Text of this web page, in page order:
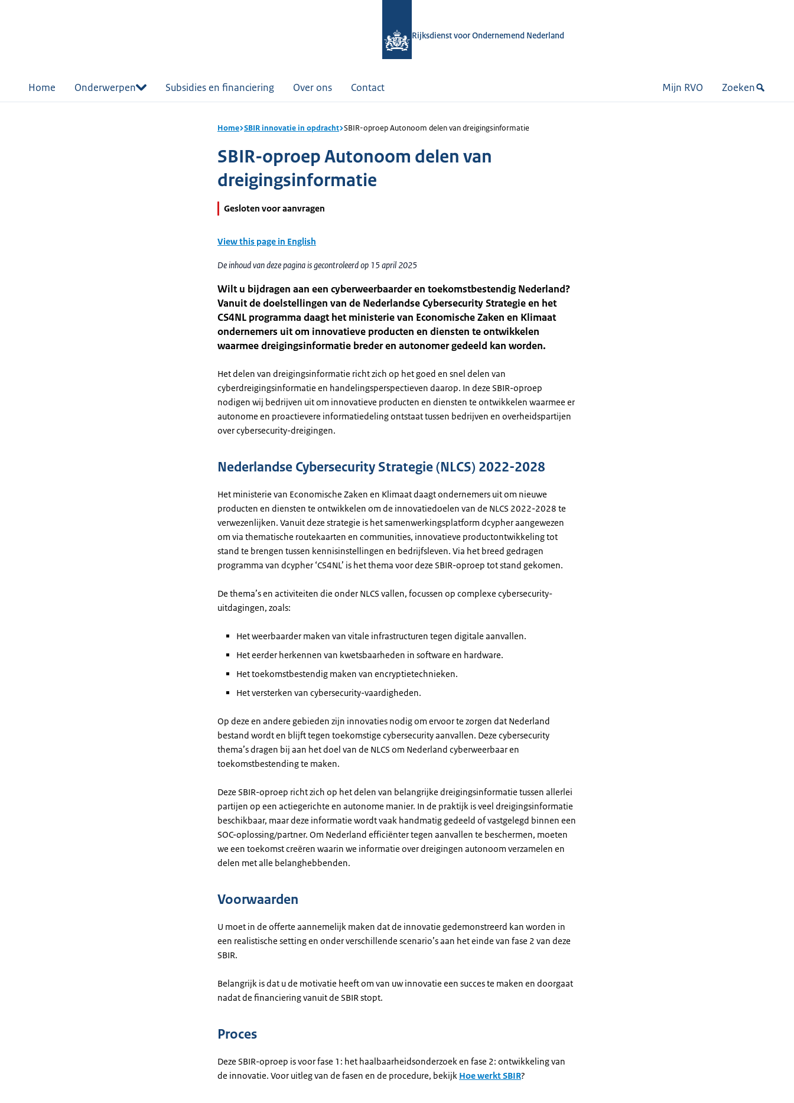
Rijksdienst voor Ondernemend Nederland
Home Onderwerpen Subsidies en financiering Over ons Contact Mijn RVO Zoeken
Home SBIR innovatie in opdracht SBIR-oproep Autonoom delen van dreigingsinformatie
SBIR-oproep Autonoom delen van
dreigingsinformatie
Gesloten voor aanvragen
View this page in English
De inhoud van deze pagina is gecontroleerd op 15 april 2025
Wilt u bijdragen aan een cyberweerbaarder en toekomstbestendig Nederland?
Vanuit de doelstellingen van de Nederlandse Cybersecurity Strategie en het
CS4NL programma daagt het ministerie van Economische Zaken en Klimaat
ondernemers uit om innovatieve producten en diensten te ontwikkelen
waarmee dreigingsinformatie breder en autonomer gedeeld kan worden.
Het delen van dreigingsinformatie richt zich op het goed en snel delen van
cyberdreigingsinformatie en handelingsperspectieven daarop. In deze SBIR-oproep
nodigen wij bedrijven uit om innovatieve producten en diensten te ontwikkelen waarmee er
autonome en proactievere informatiedeling ontstaat tussen bedrijven en overheidspartijen
over cybersecurity-dreigingen.
Nederlandse Cybersecurity Strategie (NLCS) 2022-2028
Het ministerie van Economische Zaken en Klimaat daagt ondernemers uit om nieuwe
producten en diensten te ontwikkelen om de innovatiedoelen van de NLCS 2022-2028 te
verwezenlijken. Vanuit deze strategie is het samenwerkingsplatform dcypher aangewezen
om via thematische routekaarten en communities, innovatieve productontwikkeling tot
stand te brengen tussen kennisinstellingen en bedrijfsleven. Via het breed gedragen
programma van dcypher ‘CS4NL’ is het thema voor deze SBIR-oproep tot stand gekomen.
De thema’s en activiteiten die onder NLCS vallen, focussen op complexe cybersecurity-
uitdagingen, zoals:
Het weerbaarder maken van vitale infrastructuren tegen digitale aanvallen.
Het eerder herkennen van kwetsbaarheden in software en hardware.
Het toekomstbestendig maken van encryptietechnieken.
Het versterken van cybersecurity-vaardigheden.
Op deze en andere gebieden zijn innovaties nodig om ervoor te zorgen dat Nederland
bestand wordt en blijft tegen toekomstige cybersecurity aanvallen. Deze cybersecurity
thema’s dragen bij aan het doel van de NLCS om Nederland cyberweerbaar en
toekomstbestending te maken.
Deze SBIR-oproep richt zich op het delen van belangrijke dreigingsinformatie tussen allerlei
partijen op een actiegerichte en autonome manier. In de praktijk is veel dreigingsinformatie
beschikbaar, maar deze informatie wordt vaak handmatig gedeeld of vastgelegd binnen een
SOC-oplossing/partner. Om Nederland efficiënter tegen aanvallen te beschermen, moeten
we een toekomst creëren waarin we informatie over dreigingen autonoom verzamelen en
delen met alle belanghebbenden.
Voorwaarden
U moet in de offerte aannemelijk maken dat de innovatie gedemonstreerd kan worden in
een realistische setting en onder verschillende scenario’s aan het einde van fase 2 van deze
SBIR.
Belangrijk is dat u de motivatie heeft om van uw innovatie een succes te maken en doorgaat
nadat de financiering vanuit de SBIR stopt.
Proces
Deze SBIR-oproep is voor fase 1: het haalbaarheidsonderzoek en fase 2: ontwikkeling van
de innovatie. Voor uitleg van de fasen en de procedure, bekijk Hoe werkt SBIR?